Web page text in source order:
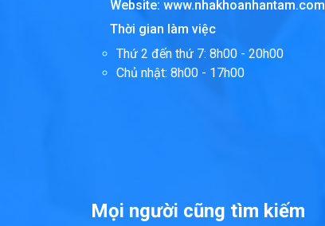
Website: www.nhakhoanhantam.com
Thời gian làm việc
Thứ 2 đến thứ 7: 8h00 - 20h00
Chủ nhật: 8h00 - 17h00
Mọi người cũng tìm kiếm